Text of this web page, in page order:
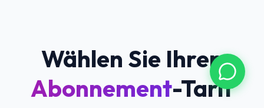
Wählen Sie Ihren
Abonnement-Tarif